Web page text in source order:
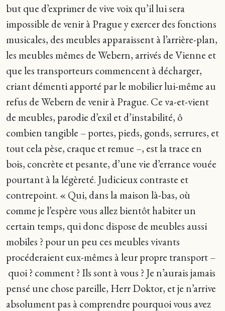
but que d’exprimer de vive voix qu’il lui sera
impossible de venir à Prague y exercer des fonctions
musicales, des meubles apparaissent à l’arrière-plan,
les meubles mêmes de Webern, arrivés de Vienne et
que les transporteurs commencent à décharger,
criant démenti apporté par le mobilier lui-même au
refus de Webern de venir à Prague. Ce va-et-vient
de meubles, parodie d’exil et d’instabilité, ô
combien tangible – portes, pieds, gonds, serrures, et
tout cela pèse, craque et remue –, est la trace en
bois, concrète et pesante, d’une vie d’errance vouée
pourtant à la légèreté. Judicieux contraste et
contrepoint. « Qui, dans la maison là-bas, où
comme je l’espère vous allez bientôt habiter un
certain temps, qui donc dispose de meubles aussi
mobiles ? pour un peu ces meubles vivants
procéderaient eux-mêmes à leur propre transport –
quoi ? comment ? Ils sont à vous ? Je n’aurais jamais
pensé une chose pareille, Herr Doktor, et je n’arrive
absolument pas à comprendre pourquoi vous avez